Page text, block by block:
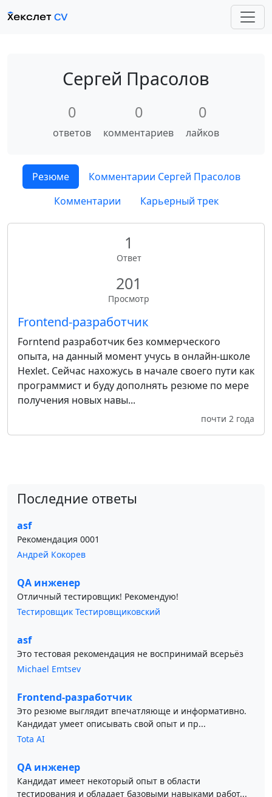
Сергей Прасолов
0
ответов
0
комментариев
0
лайков
Резюме
Комментарии Сергей Прасолов
Комментарии
Карьерный трек
1
Ответ
201
Просмотр
Frontend-разработчик
Forntend разработчик без коммерческого
опыта, на данный момент учусь в онлайн-школе
Hexlet. Сейчас нахожусь в начале своего пути как
программист и буду дополнять резюме по мере
получения новых навы...
почти 2 года
Последние ответы
asf
Рекомендация 0001
Андрей Кокорев
QA инженер
Отличный тестировщик! Рекомендую!
Тестировщик Тестировщиковский
asf
Это тестовая рекомендация не воспринимай всерьёз
Michael Emtsev
Frontend-разработчик
Это резюме выглядит впечатляюще и информативно.
Кандидат умеет описывать свой опыт и пр...
Tota AI
QA инженер
Кандидат имеет некоторый опыт в области
тестирования и обладает базовыми навыками работ...